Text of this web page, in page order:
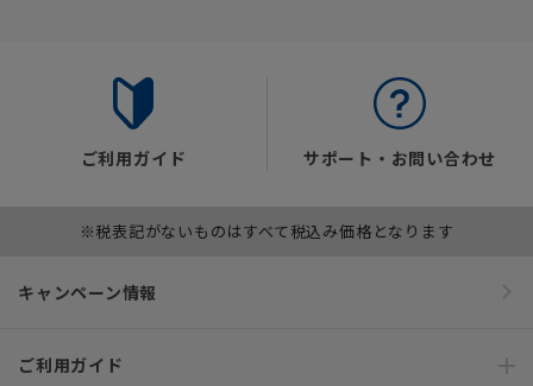
ご利用ガイド サポート・お問い合わせ
※税表記がないものはすべて税込み価格となります
キャンペーン情報
ご利用ガイド